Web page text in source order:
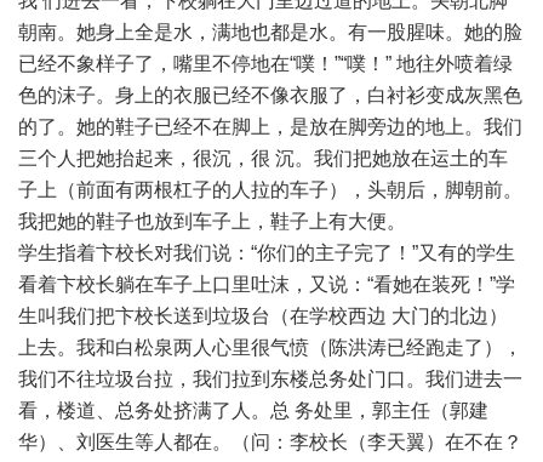
朝南。她身上全是水，满地也都是水。有一股腥味。她的脸
已经不象样子了，嘴里不停地在“噗！”“噗！” 地往外喷着绿
色的沫子。身上的衣服已经不像衣服了，白衬衫变成灰黑色
的了。她的鞋子已经不在脚上，是放在脚旁边的地上。我们
三个人把她抬起来，很沉，很 沉。我们把她放在运土的车
子上（前面有两根杠子的人拉的车子），头朝后，脚朝前。
我把她的鞋子也放到车子上，鞋子上有大便。
学生指着卞校长对我们说：“你们的主子完了！”又有的学生
看着卞校长躺在车子上口里吐沫，又说：“看她在装死！”学
生叫我们把卞校长送到垃圾台（在学校西边 大门的北边）
上去。我和白松泉两人心里很气愤（陈洪涛已经跑走了），
我们不往垃圾台拉，我们拉到东楼总务处门口。我们进去一
看，楼道、总务处挤满了人。总 务处里，郭主任（郭建
华）、刘医生等人都在。（问：李校长（李天翼）在不在？